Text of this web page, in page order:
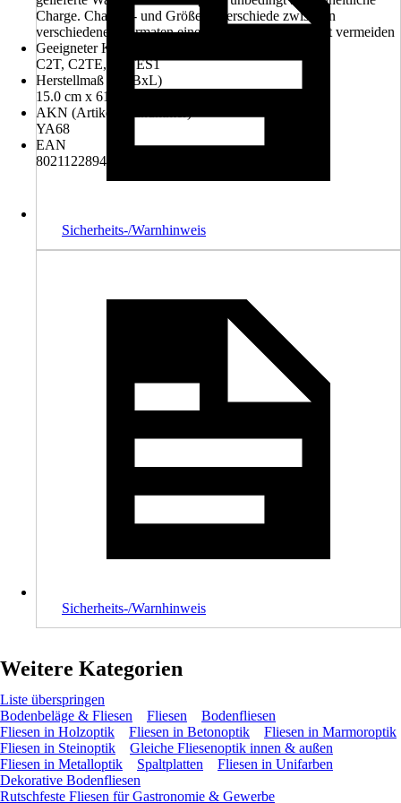
Charge. Chargen- und Größenunterschiede zwischen
verschiedenen Formaten einer Serie lassen sich nicht vermeiden
Geeigneter Klebstofftyp gemäß EN 12004+A1
C2T, C2TE, C2TES1
Herstellmaß ca. (BxL)
15.0 cm x 61.0 cm
AKN (Artikelkurznummer)
YA68
EAN
8021122894768, 8021122901992
Sicherheits-/Warnhinweis
Sicherheits-/Warnhinweis
Weitere Kategorien
Liste überspringen
Bodenbeläge & Fliesen
Fliesen
Bodenfliesen
Fliesen in Holzoptik
Fliesen in Betonoptik
Fliesen in Marmoroptik
Fliesen in Steinoptik
Gleiche Fliesenoptik innen & außen
Fliesen in Metalloptik
Spaltplatten
Fliesen in Unifarben
Dekorative Bodenfliesen
Rutschfeste Fliesen für Gastronomie & Gewerbe